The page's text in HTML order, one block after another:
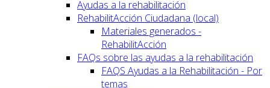
Ayudas a la rehabilitación
RehabilitAcción Ciudadana (local)
Materiales generados -
RehabilitAcción
FAQs sobre las ayudas a la rehabilitación
FAQS Ayudas a la Rehabilitación - Por
temas